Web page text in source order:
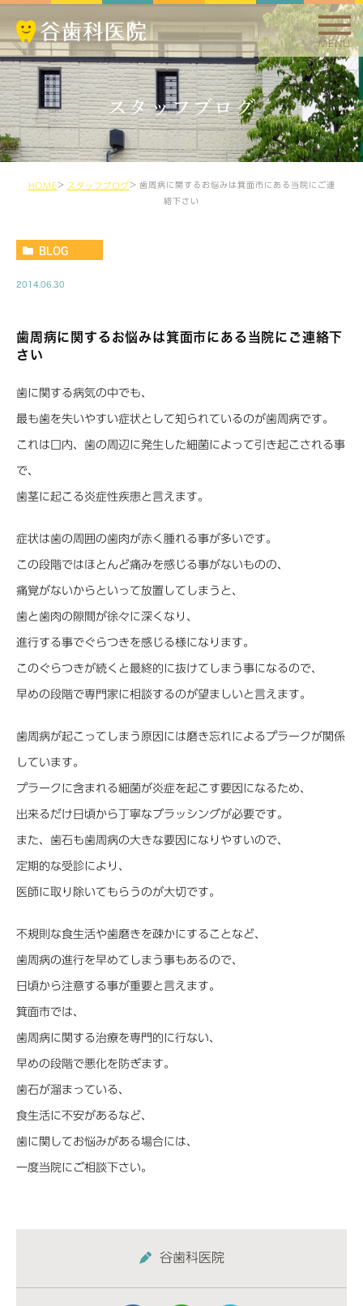
MENU
スタッフブログ
HOME スタッフブログ
歯周病に関するお悩みは箕面市にある当院にご連
絡下さい
BLOG
2014.06.30
歯周病に関するお悩みは箕面市にある当院にご連絡下
さい
歯に関する病気の中でも、
最も歯を失いやすい症状として知られているのが歯周病です。
これは口内、歯の周辺に発生した細菌によって引き起こされる事
で、
歯茎に起こる炎症性疾患と言えます。
症状は歯の周囲の歯肉が赤く腫れる事が多いです。
この段階ではほとんど痛みを感じる事がないものの、
痛覚がないからといって放置してしまうと、
歯と歯肉の隙間が徐々に深くなり、
進行する事でぐらつきを感じる様になります。
このぐらつきが続くと最終的に抜けてしまう事になるので、
早めの段階で専門家に相談するのが望ましいと言えます。
歯周病が起こってしまう原因には磨き忘れによるプラークが関係
しています。
プラークに含まれる細菌が炎症を起こす要因になるため、
出来るだけ日頃から丁寧なブラッシングが必要です。
また、歯石も歯周病の大きな要因になりやすいので、
定期的な受診により、
医師に取り除いてもらうのが大切です。
不規則な食生活や歯磨きを疎かにすることなど、
歯周病の進行を早めてしまう事もあるので、
日頃から注意する事が重要と言えます。
箕面市では、
歯周病に関する治療を専門的に行ない、
早めの段階で悪化を防ぎます。
歯石が溜まっている、
食生活に不安があるなど、
歯に関してお悩みがある場合には、
一度当院にご相談下さい。
谷歯科医院